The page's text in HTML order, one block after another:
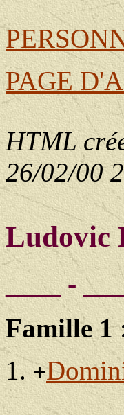
PAGE
HTML
26/02/00
Ludovic
____ -
Famille 1
+